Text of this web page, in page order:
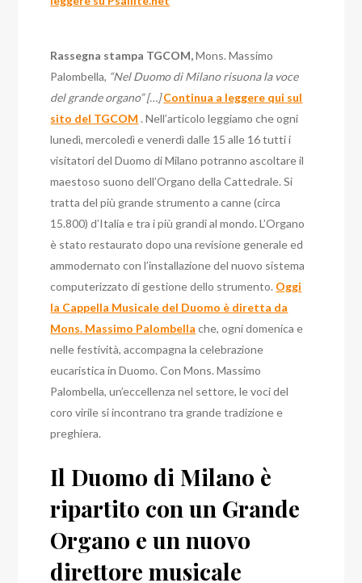
Rassegna stampa TGCOM,Mons. Massimo
Palombella, “Nel Duomo di Milano risuona la voce
del grande organo” […] Continua a leggere qui sul
sito del TGCOM . Nell’articolo leggiamo che ogni
lunedì, mercoledì e venerdì dalle 15 alle 16 tutti i
visitatori del Duomo di Milano potranno ascoltare il
maestoso suono dell’Organo della Cattedrale. Si
tratta del più grande strumento a canne (circa
15.800) d’Italia e tra i più grandi al mondo. L’Organo
è stato restaurato dopo una revisione generale ed
ammodernato con l’installazione del nuovo sistema
computerizzato di gestione dello strumento. Oggi
la Cappella Musicale del Duomo è diretta da
Mons. Massimo Palombella che, ogni domenica e
nelle festività, accompagna la celebrazione
eucaristica in Duomo. Con Mons. Massimo
Palombella, un’eccellenza nel settore, le voci del
coro virile si incontrano tra grande tradizione e
preghiera.
Il Duomo di Milano è
ripartito con un Grande
Organo e un nuovo
direttore musicale